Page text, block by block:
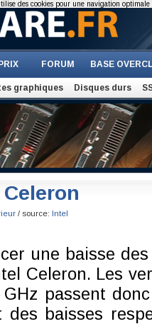
PRIX FORUM BASE
graphiques Disques durs
/ source: Intel
une baisse
Celeron. Les
passent
baisses
des cookies pour une navigation